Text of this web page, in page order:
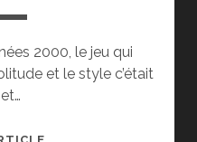
2000, le jeu qui
et le style c’était
TEST